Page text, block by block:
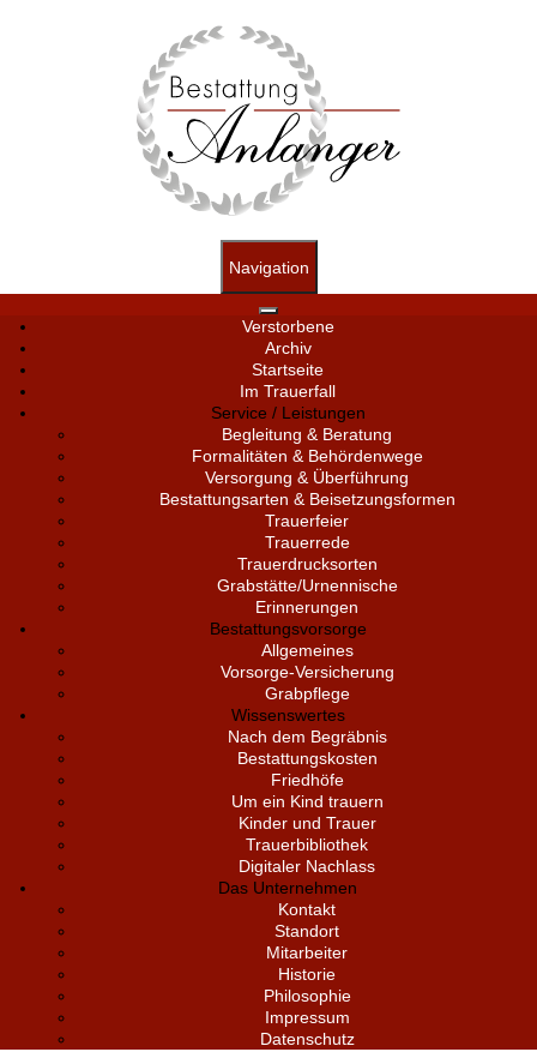
Navigation
Verstorbene
Archiv
Startseite
Im Trauerfall
Service / Leistungen
Begleitung & Beratung
Formalitäten & Behördenwege
Versorgung & Überführung
Bestattungsarten & Beisetzungsformen
Trauerfeier
Trauerrede
Trauerdrucksorten
Grabstätte/Urnennische
Erinnerungen
Bestattungsvorsorge
Allgemeines
Vorsorge-Versicherung
Grabpflege
Wissenswertes
Nach dem Begräbnis
Bestattungskosten
Friedhöfe
Um ein Kind trauern
Kinder und Trauer
Trauerbibliothek
Digitaler Nachlass
Das Unternehmen
Kontakt
Standort
Mitarbeiter
Historie
Philosophie
Impressum
Datenschutz